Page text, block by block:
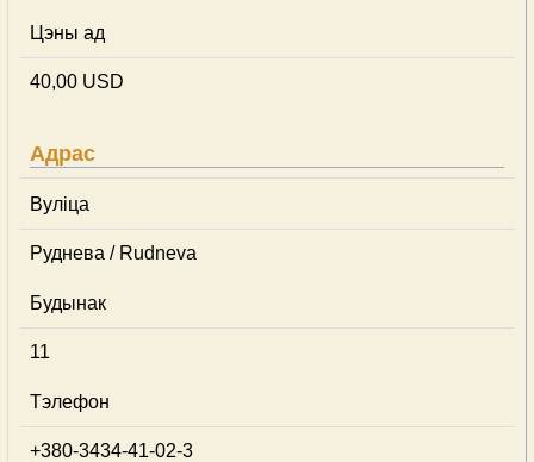
Цэны ад
40,00 USD
Адрас
Вуліца
Руднева / Rudneva
Будынак
11
Тэлефон
+380-3434-41-02-3